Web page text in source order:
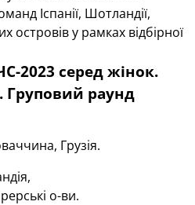
Іспанії, Шотландії,
у рамках відбірної
2023 серед жінок.
Груповий раунд
Грузія.
о-ви.